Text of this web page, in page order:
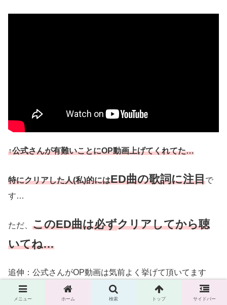
↑公式さんが有難いことにOP動画上げてくれてた…
特にクリアした人(私)的にはED曲の歌詞に注目で
す…
ただ、 このED曲は必ずクリアしてから聴
いてね…
追伸：公式さんがOP動画は気前よく挙げて頂いてます
が、ED動画は上げていない事に敬意を表したい！(作品性
保持)
メニュー ホーム 検索 トップ サイドバー